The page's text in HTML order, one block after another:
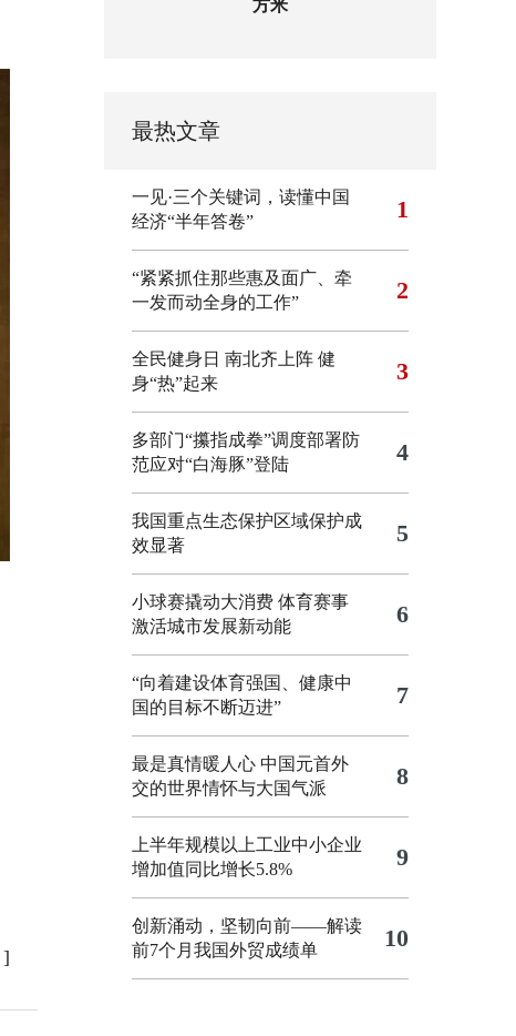
]
方米
最热文章
一见·三个关键词，读懂中国
经济“半年答卷”
1
“紧紧抓住那些惠及面广、牵
一发而动全身的工作”
2
全民健身日 南北齐上阵 健
身“热”起来
3
多部门“攥指成拳”调度部署防
范应对“白海豚”登陆
4
我国重点生态保护区域保护成
效显著
5
小球赛撬动大消费 体育赛事
激活城市发展新动能
6
“向着建设体育强国、健康中
国的目标不断迈进”
7
最是真情暖人心 中国元首外
交的世界情怀与大国气派
8
上半年规模以上工业中小企业
增加值同比增长5.8%
9
创新涌动，坚韧向前——解读
前7个月我国外贸成绩单
10